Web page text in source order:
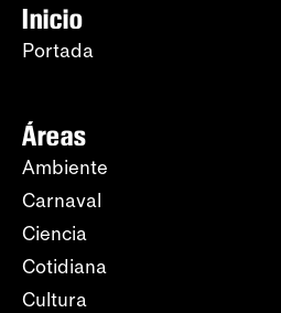
Inicio
Portada
Áreas
Ambiente
Carnaval
Ciencia
Cotidiana
Cultura